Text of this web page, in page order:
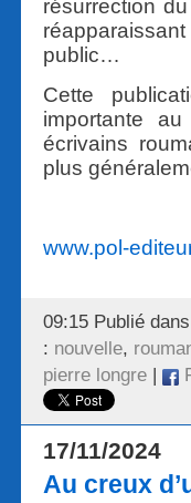
résurrection
public…
Cette
importante
écrivains
plus
www.pol-
09:15 Publié
: nouvelle,
pierre longre |
17/11/2024
Au creux